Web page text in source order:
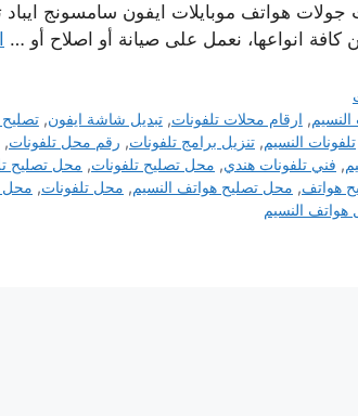
جولات هواتف موبايلات ايفون سامسونج
كافة انواعها، نعمل على صيانة أو اصلاح أو …
النسيم, ارقام محلات تلفونات,تبديل شاشة ايفون,
تلفونات النسيم, تنزيل برامج تلفونات, رقم محل تلفونات,
, فني تلفونات هندي, محل تصليح تلفونات, محل تصليح
هواتف, محل تصليح هواتف النسيم, محل تلفونات, محل
النسيم